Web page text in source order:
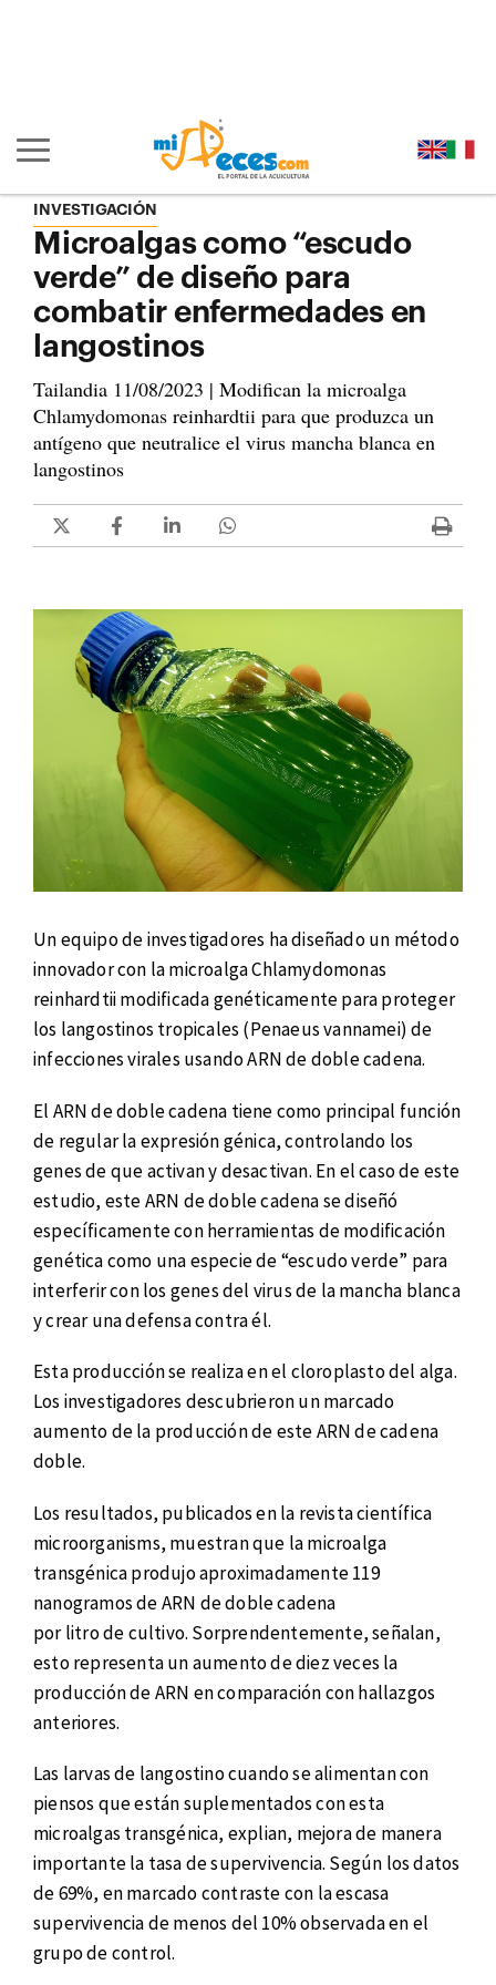
Mostrar/ocultar navegación principal
INVESTIGACIÓN
Microalgas como “escudo
verde” de diseño para
combatir enfermedades en
langostinos
Tailandia 11/08/2023 | Modifican la microalga
Chlamydomonas reinhardtii para que produzca un
antígeno que neutralice el virus mancha blanca en
langostinos
Un equipo de investigadores ha diseñado un método
innovador con la microalga Chlamydomonas
reinhardtii modificada genéticamente para proteger
los langostinos tropicales (Penaeus vannamei) de
infecciones virales usando ARN de doble cadena.
El ARN de doble cadena tiene como principal función
de regular la expresión génica, controlando los
genes de que activan y desactivan. En el caso de este
estudio, este ARN de doble cadena se diseñó
específicamente con herramientas de modificación
genética como una especie de “escudo verde” para
interferir con los genes del virus de la mancha blanca
y crear una defensa contra él.
Esta producción se realiza en el cloroplasto del alga.
Los investigadores descubrieron un marcado
aumento de la producción de este ARN de cadena
doble.
Los resultados, publicados en la revista científica
microorganisms, muestran que la microalga
transgénica produjo aproximadamente 119
nanogramos de ARN de doble cadena
por litro de cultivo. Sorprendentemente, señalan,
esto representa un aumento de diez veces la
producción de ARN en comparación con hallazgos
anteriores.
Las larvas de langostino cuando se alimentan con
piensos que están suplementados con esta
microalgas transgénica, explian, mejora de manera
importante la tasa de supervivencia. Según los datos
de 69%, en marcado contraste con la escasa
supervivencia de menos del 10% observada en el
grupo de control.